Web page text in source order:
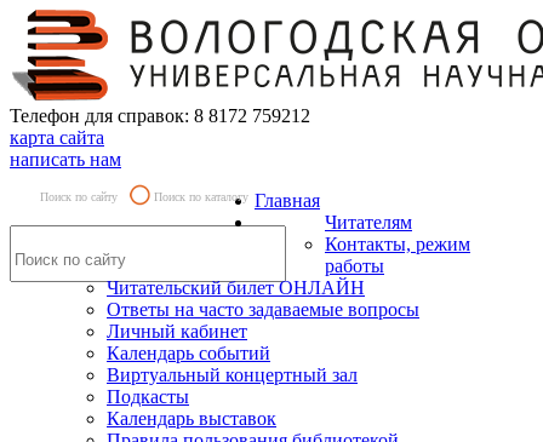
Телефон для справок: 8 8172 759212
карта сайта
написать нам
Поиск по сайту Поиск по каталогу Главная
Читателям
Контакты, режим
работы
Читательский билет ОНЛАЙН
Ответы на часто задаваемые вопросы
Личный кабинет
Календарь событий
Виртуальный концертный зал
Подкасты
Календарь выставок